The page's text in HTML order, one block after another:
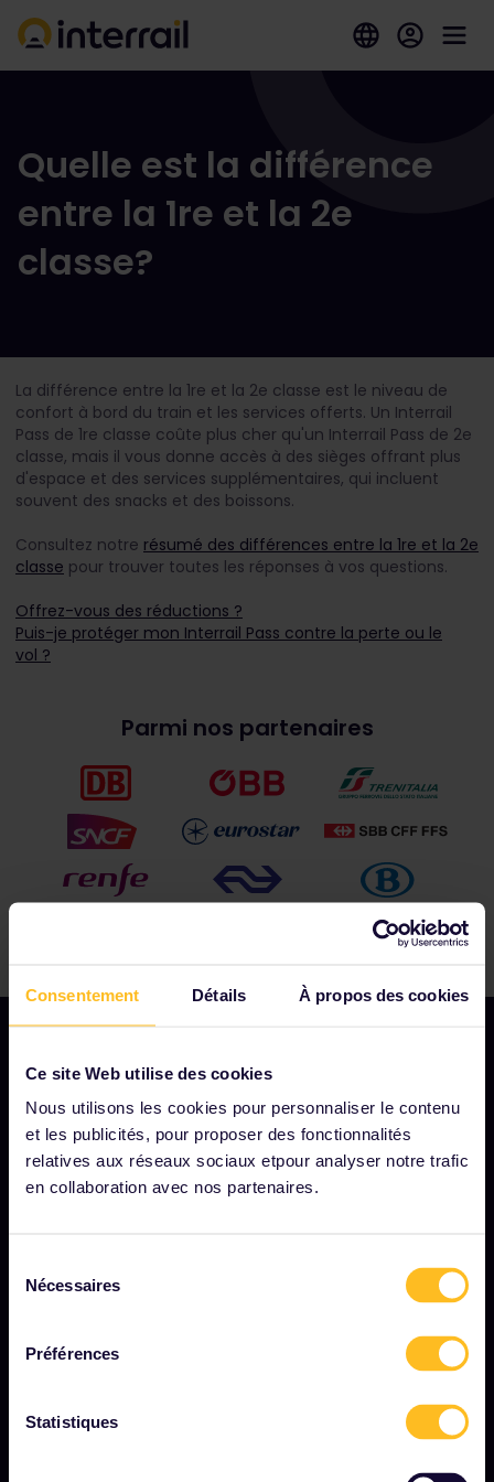
Consentement Détails À propos des cookies
Ce site Web utilise des cookies
Nous utilisons les cookies pour personnaliser le contenu
et les publicités, pour proposer des fonctionnalités
relatives aux réseaux sociaux etpour analyser notre trafic
en collaboration avec nos partenaires.
Nécessaires
Préférences
Statistiques
Quelle est la différence
entre la 1re et la 2e
classe?
La différence entre la 1re et la 2e classe est le niveau de
confort à bord du train et les services offerts. Un Interrail
Pass de 1re classe coûte plus cher qu'un Interrail Pass de 2e
classe, mais il vous donne accès à des sièges offrant plus
d'espace et des services supplémentaires, qui incluent
souvent des snacks et des boissons.
Consultez notre résumé des différences entre la 1re et la 2e
classe pour trouver toutes les réponses à vos questions.
Offrez-vous des réductions ?
Puis-je protéger mon Interrail Pass contre la perte ou le
vol ?
Parmi nos partenaires
NOTRE SOCIÉTÉ
Notre profil
Nous recrutons
Rapport d'impact d'Interrail